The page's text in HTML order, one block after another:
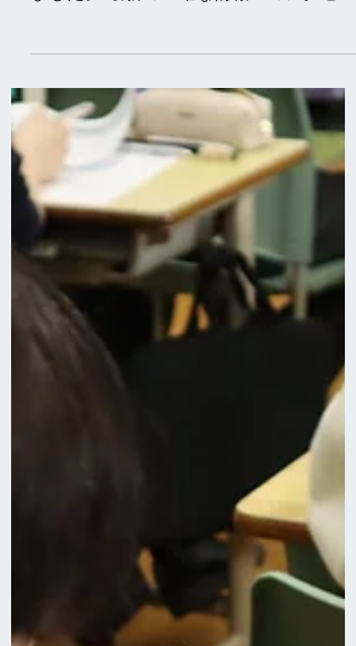
Matterを開催しました
2026年6月17日、株式会社オシンテック
は表題のイベントをオンラインで実施し
ました。 最新の正確な情報へのアクセス
が不足しているという懸念や、情報収集
の既存のツールでは情報源の信頼性が担
保できないという不安は万国共通のもの
で、22の異なる国々から68名の方が登録
をしてくださいました。 イベントでは、
RuleWatcherのデモンストレーションや意
思決定を題材にしたプレゼンテーション
に最も注目が集まりました。 ご参加の皆
様への感謝とともに、継続したコミュニ
ケーションをお求めの方へ情報収集の一
助となれるようサポートを提供して参り
ます。 私たち株式会社オシンテックは、
政策立案、経営戦略立案、教育などの分
野でより確度の高い情報源をお求めの皆
様へ、国境を越えてこのような機会を提
供して参りたいと思っています。次回は9